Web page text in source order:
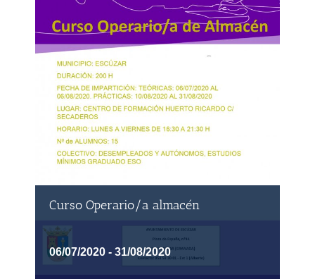
Curso Operario/a almacén
06/07/2020 - 31/08/2020